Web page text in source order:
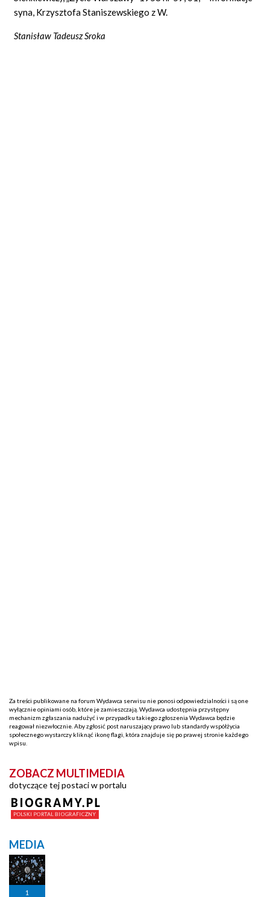
syna, Krzysztofa Staniszewskiego z W.
Stanisław Tadeusz Sroka
Za treści publikowane na forum Wydawca serwisu nie ponosi odpowiedzialności i są one
wyłącznie opiniami osób, które je zamieszczają. Wydawca udostępnia przystępny
mechanizm zgłaszania nadużyć i w przypadku takiego zgłoszenia Wydawca będzie
reagował niezwłocznie. Aby zgłosić post naruszający prawo lub standardy współżycia
społecznego wystarczy kliknąć ikonę flagi, która znajduje się po prawej stronie każdego
wpisu.
ZOBACZ MULTIMEDIA
dotyczące tej postaci w portalu
MEDIA
1